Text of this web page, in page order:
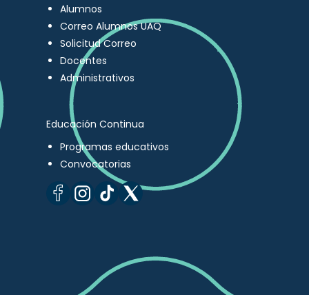
Alumnos
Correo Alumnos UAQ
Solicitud Correo
Docentes
Administrativos
Educación Continua
Programas educativos
Convocatorias